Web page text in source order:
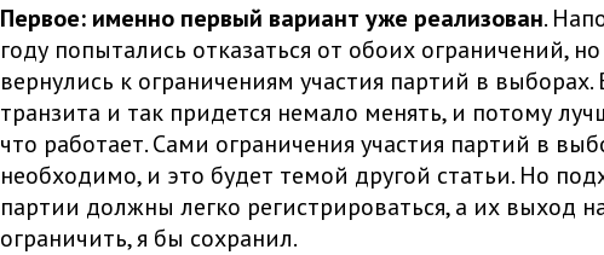
Первое: именно первый вариант уже реализован.
году попытались отказаться от обоих ограничений,
вернулись к ограничениям участия партий в выборах.
транзита и так придется немало менять, и потому
что работает. Сами ограничения участия партий в
необходимо, и это будет темой другой статьи. Но
партии должны легко регистрироваться, а их выход
ограничить, я бы сохранил.